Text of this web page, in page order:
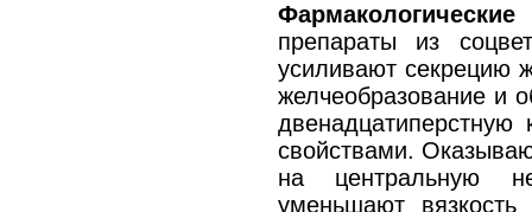
препараты из
усиливают секрецию
желчеобразование и
двенадцатиперстную
свойствами.
на центральную
уменьшают